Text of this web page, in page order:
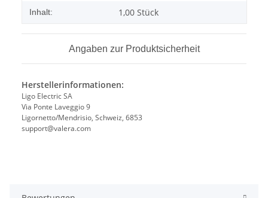
Inhalt: 1,00 Stück
Angaben zur Produktsicherheit
Herstellerinformationen:
Ligo Electric SA
Via Ponte Laveggio 9
Ligornetto/Mendrisio, Schweiz, 6853
support@valera.com